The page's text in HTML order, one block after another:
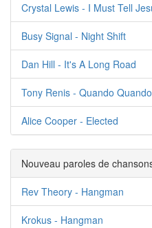
Crystal Lewis - I Must Tell
Busy Signal - Night Shift
Dan Hill - It's A Long Road
Tony Renis - Quando
Alice Cooper - Elected
Nouveau paroles de
Rev Theory - Hangman
Krokus - Hangman